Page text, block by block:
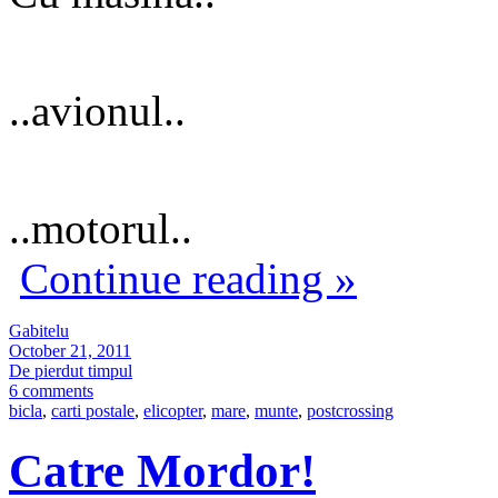
..avionul..
..motorul..
Continue reading »
Gabitelu
October 21, 2011
De pierdut timpul
6 comments
bicla, carti postale, elicopter, mare, munte, postcrossing
Catre Mordor!